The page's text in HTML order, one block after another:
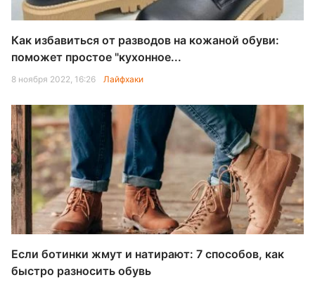
Как избавиться от разводов на кожаной обуви:
поможет простое "кухонное...
8 ноября 2022, 16:26 Лайфхаки
Если ботинки жмут и натирают: 7 способов, как
быстро разносить обувь